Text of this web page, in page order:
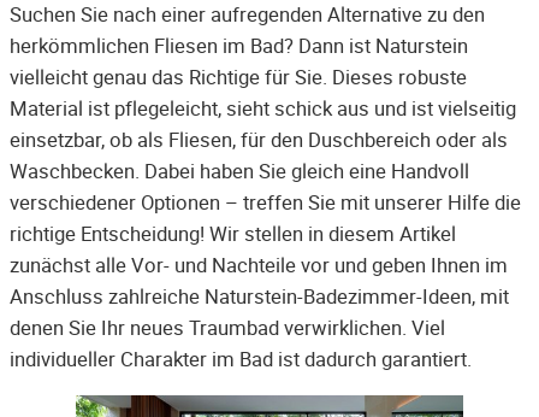
Suchen Sie nach einer aufregenden Alternative zu den
herkömmlichen Fliesen im Bad? Dann ist Naturstein
vielleicht genau das Richtige für Sie. Dieses robuste
Material ist pflegeleicht, sieht schick aus und ist vielseitig
einsetzbar, ob als Fliesen, für den Duschbereich oder als
Waschbecken. Dabei haben Sie gleich eine Handvoll
verschiedener Optionen – treffen Sie mit unserer Hilfe die
richtige Entscheidung! Wir stellen in diesem Artikel
zunächst alle Vor- und Nachteile vor und geben Ihnen im
Anschluss zahlreiche Naturstein-Badezimmer-Ideen, mit
denen Sie Ihr neues Traumbad verwirklichen. Viel
individueller Charakter im Bad ist dadurch garantiert.